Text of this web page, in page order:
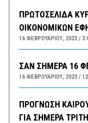
ΠΡΩΤΟΣΕΛΙΔΑ
ΟΙΚΟΝΟΜΙΚΩΝ
16 ΦΕΒΡΟΥΑΡΊΟΥ, 2023
ΣΑΝ ΣΗΜΕΡΑ 16
16 ΦΕΒΡΟΥΑΡΊΟΥ, 2023
ΠΡΟΓΝΩΣΗ
ΓΙΑ ΣΗΜΕΡΑ